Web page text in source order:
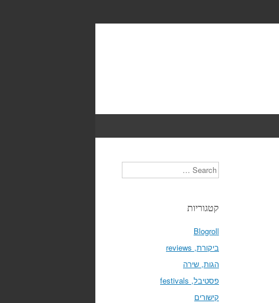
Search
קטגוריות
Blogroll
ביקורת, reviews
הגות, שירה
פסטיבל, festivals
קישורים